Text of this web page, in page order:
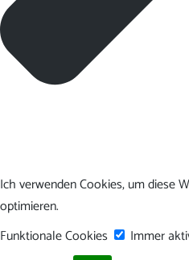
Ich verwenden Cookies, um diese
optimieren.
Funktionale Cookies
Immer